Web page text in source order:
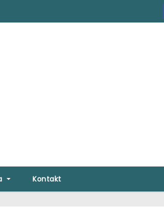
Kontakt